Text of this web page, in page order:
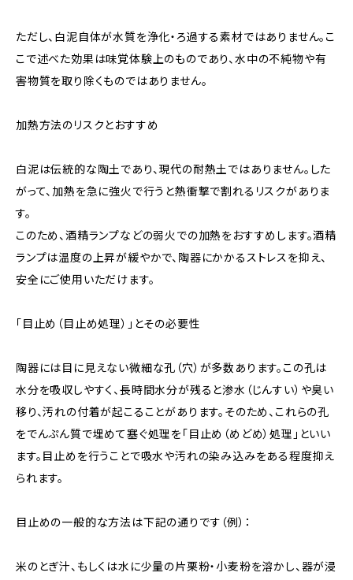
ただし、白泥自体が水質を浄化・ろ過する素材ではありません。こ
こで述べた効果は味覚体験上のものであり、水中の不純物や有
害物質を取り除くものではありません。
加熱方法のリスクとおすすめ
白泥は伝統的な陶土であり、現代の耐熱土ではありません。した
がって、加熱を急に強火で行うと熱衝撃で割れるリスクがありま
す。
このため、酒精ランプなどの弱火での加熱をおすすめします。酒精
ランプは温度の上昇が緩やかで、陶器にかかるストレスを抑え、
安全にご使用いただけます。
「目止め（目止め処理）」とその必要性
陶器には目に見えない微細な孔（穴）が多数あります。この孔は
水分を吸収しやすく、長時間水分が残ると渗水（じんすい）や臭い
移り、汚れの付着が起こることがあります。そのため、これらの孔
をでんぷん質で埋めて塞ぐ処理を「目止め（めどめ）処理」といい
ます。目止めを行うことで吸水や汚れの染み込みをある程度抑え
られます。
目止めの一般的な方法は下記の通りです（例）：
米のとぎ汁、もしくは水に少量の片栗粉・小麦粉を溶かし、器が浸